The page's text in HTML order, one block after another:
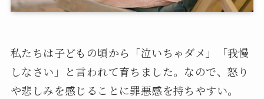
私たちは子どもの頃から「泣いちゃダメ」「我慢
しなさい」と言われて育ちました。なので、怒り
や悲しみを感じることに罪悪感を持ちやすい。